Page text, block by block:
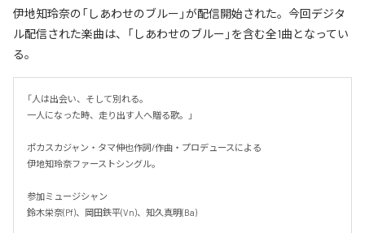
伊地知玲奈の「しあわせのブルー」が配信開始された。今回デジタ
ル配信された楽曲は、「しあわせのブルー」を含む全1曲となってい
る。
「人は出会い、そして別れる。
一人になった時、走り出す人へ贈る歌。」
ポカスカジャン・タマ伸也作詞/作曲・プロデュースによる
伊地知玲奈ファーストシングル。
参加ミュージシャン
鈴木栄奈(Pf)、岡田鉄平(Vn)、知久真明(Ba)